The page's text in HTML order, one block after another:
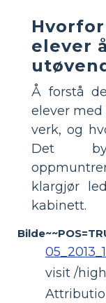
elever
Å forstå
elever med
verk, og
Det
klargjør
kabinett.
visit /